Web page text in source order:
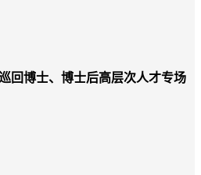
回博士、博士后高层次人才专场